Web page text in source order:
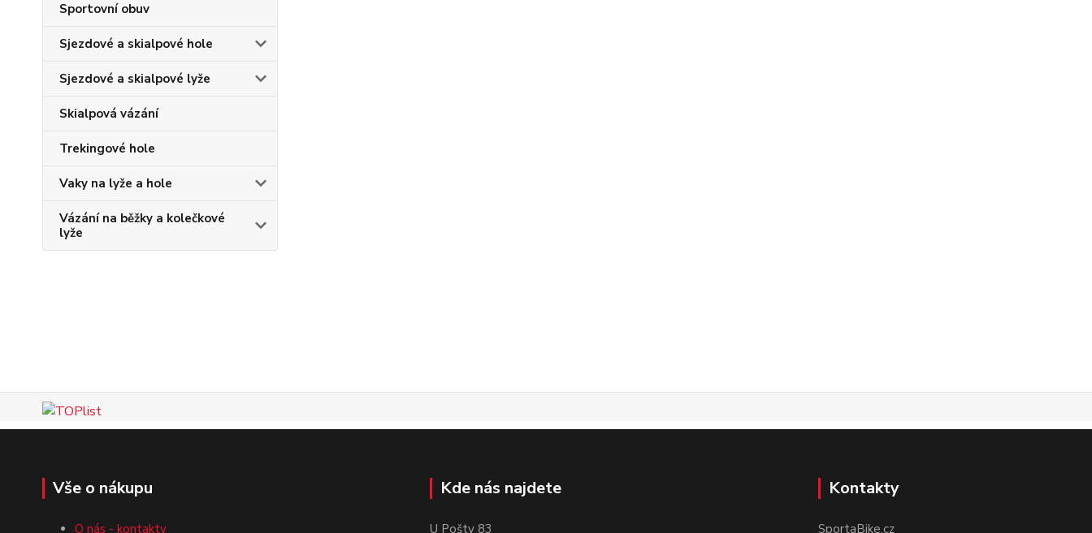
Sportovní obuv
Sjezdové a skialpové hole
Sjezdové a skialpové lyže
Skialpová vázání
Trekingové hole
Vaky na lyže a hole
Vázání na běžky a kolečkové
lyže
Vše o nákupu
O nás - kontakty
Kde nás najdete
U Pošty 83
Kontakty
SportaBike.cz